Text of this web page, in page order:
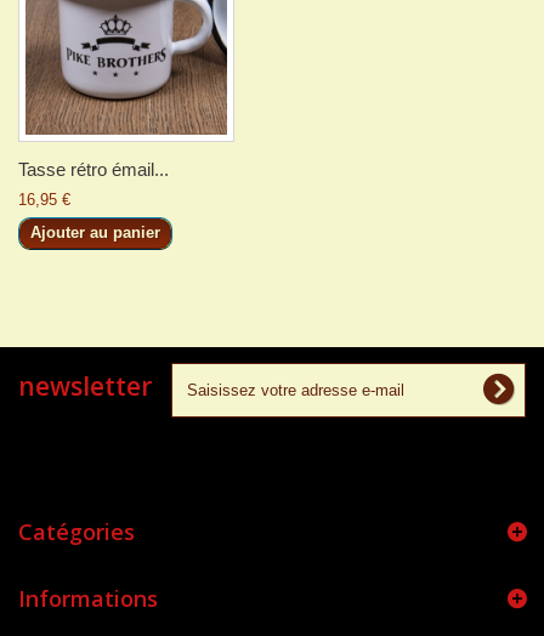
Tasse rétro émail...
16,95 €
Ajouter au panier
newsletter
Catégories
Informations